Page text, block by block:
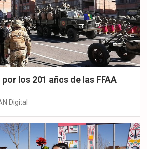
los 201 años de las FFAA
Digital